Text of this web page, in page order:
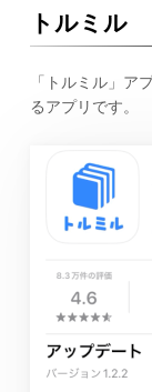
トルミル
「トルミル」ア
るアプリです。